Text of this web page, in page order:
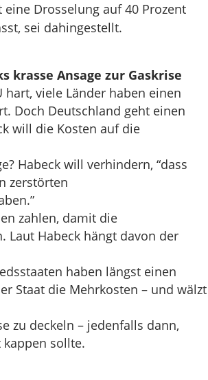
Drosselung auf 40 Prozent
sei dahingestellt.
krasse Ansage zur Gaskrise
viele Länder haben einen
Doch Deutschland geht einen
will die Kosten auf die
Habeck will verhindern, “dass
zerstörten
zahlen, damit die
Laut Habeck hängt davon der
haben längst einen
Staat die Mehrkosten – und wälzt
zu deckeln – jedenfalls dann,
sollte.